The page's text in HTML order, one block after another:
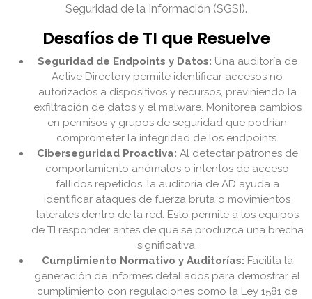
Seguridad de la Información (SGSI).
Desafíos de TI que Resuelve
Seguridad de Endpoints y Datos: Una auditoría de
Active Directory permite identificar accesos no
autorizados a dispositivos y recursos, previniendo la
exfiltración de datos y el malware. Monitorea cambios
en permisos y grupos de seguridad que podrían
comprometer la integridad de los endpoints.
Ciberseguridad Proactiva: Al detectar patrones de
comportamiento anómalos o intentos de acceso
fallidos repetidos, la auditoría de AD ayuda a
identificar ataques de fuerza bruta o movimientos
laterales dentro de la red. Esto permite a los equipos
de TI responder antes de que se produzca una brecha
significativa.
Cumplimiento Normativo y Auditorías: Facilita la
generación de informes detallados para demostrar el
cumplimiento con regulaciones como la Ley 1581 de